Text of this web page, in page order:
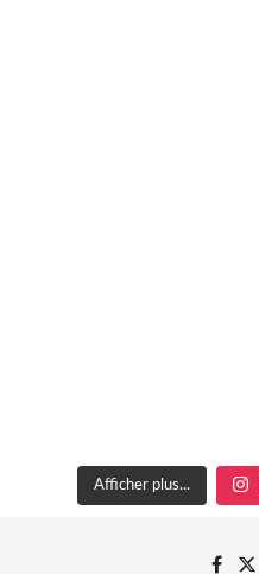
Afficher plus...